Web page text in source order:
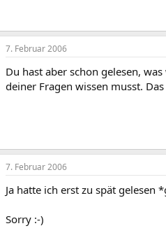
7. Februar 2006
Du hast aber schon gelesen,
deiner Fragen wissen musst.
7. Februar 2006
Ja hatte ich erst zu spät gelesen
Sorry :-)